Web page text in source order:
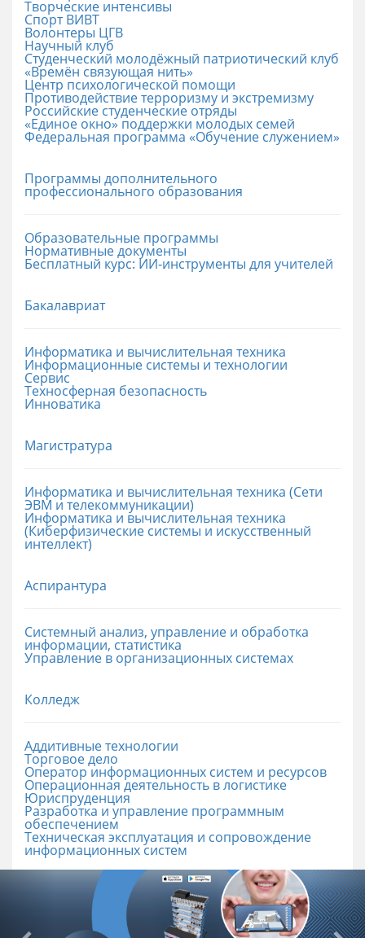
Творческие интенсивы
Спорт ВИВТ
Волонтеры ЦГВ
Научный клуб
Студенческий молодёжный патриотический клуб
«Времён связующая нить»
Центр психологической помощи
Противодействие терроризму и экстремизму
Российские cтуденческие отряды
«Единое окно» поддержки молодых семей
Федеральная программа «Обучение служением»
Программы дополнительного
профессионального образования
Образовательные программы
Нормативные документы
Бесплатный курс: ИИ‑инструменты для учителей
Бакалавриат
Информатика и вычислительная техника
Информационные системы и технологии
Сервис
Техносферная безопасность
Инноватика
Магистратура
Информатика и вычислительная техника (Сети
ЭВМ и телекоммуникации)
Информатика и вычислительная техника
(Киберфизические системы и искусственный
интеллект)
Аспирантура
Системный анализ, управление и обработка
информации, статистика
Управление в организационных системах
Колледж
Аддитивные технологии
Торговое дело
Оператор информационных систем и ресурсов
Операционная деятельность в логистике
Юриспруденция
Разработка и управление программным
обеспечением
Техническая эксплуатация и сопровождение
информационных систем